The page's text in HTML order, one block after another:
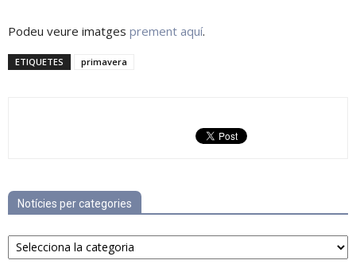
Podeu veure imatges prement aquí.
ETIQUETES primavera
Notícies per categories
Notícies
per